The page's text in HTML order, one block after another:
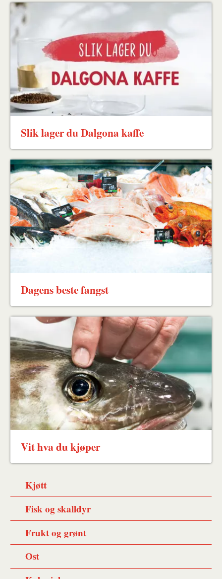
Slik lager du Dalgona kaffe
Dagens beste fangst
Vit hva du kjøper
Kjøtt
Fisk og skalldyr
Frukt og grønt
Ost